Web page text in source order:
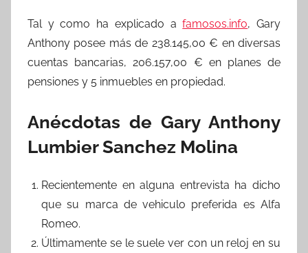
Tal y como ha explicado afamosos.info, Gary
Anthony posee más de 238.145,00 € en diversas
cuentas bancarias, 206.157,00 € en planes de
pensiones y 5 inmuebles en propiedad.
Anécdotas de Gary Anthony
Lumbier Sanchez Molina
Recientemente en alguna entrevista ha dicho
que su marca de vehiculo preferida es Alfa
Romeo.
Últimamente se le suele ver con un reloj en su